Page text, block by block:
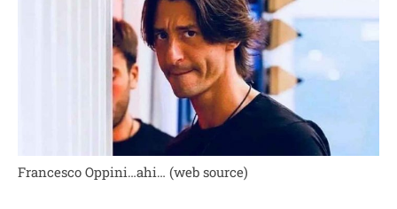
Francesco Oppini…ahi… (web source)